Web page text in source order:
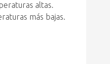
altas.
más bajas.